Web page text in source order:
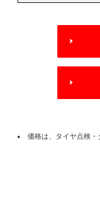
OPTIONS
価格は、タイヤ点検・